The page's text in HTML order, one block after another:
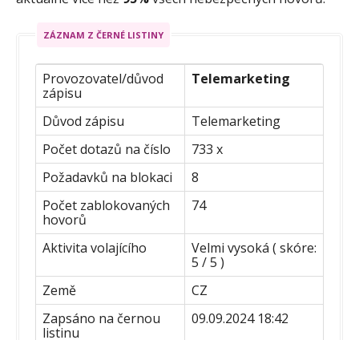
ZÁZNAM Z ČERNÉ LISTINY
Provozovatel/důvod
zápisu
Telemarketing
Důvod zápisu
Telemarketing
Počet dotazů na číslo
733 x
Požadavků na blokaci
8
Počet zablokovaných
hovorů
74
Aktivita volajícího
Velmi vysoká ( skóre:
5 / 5 )
Země
CZ
Zapsáno na černou
listinu
09.09.2024 18:42